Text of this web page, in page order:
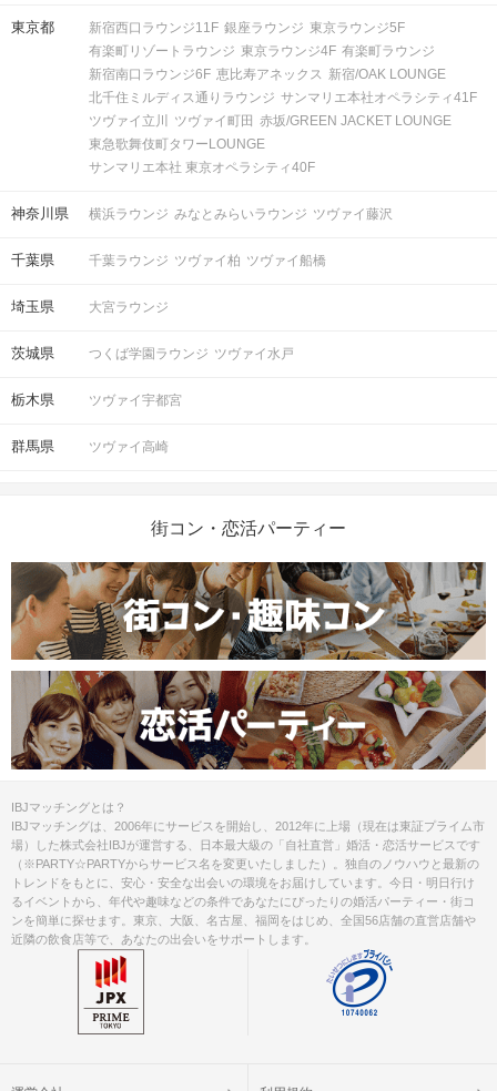
注意事項
＜QRコード受付について＞
・受付前に以下①②をご対応のうえ、
ご来場ください。
完了していない場合は、ご参加いた
だけません。
①公式アプリのダウンロード ・ログイ
②本人確認書類の事前アップロード
について
東京都 新宿西口ラウンジ11F 銀座ラウンジ 東京ラウンジ5F
有楽町リゾートラウンジ 東京ラウンジ4F 有楽町ラウンジ
新宿南口ラウンジ6F 恵比寿アネックス 新宿/OAK LOUNGE
北千住ミルディス通りラウンジ サンマリエ本社オペラシティ41F
ツヴァイ立川
ツヴァイ町田 赤坂/GREEN JACKET LOUNGE
東急歌舞伎町タワーLOUNGE
サンマリエ本社 東京オペラシティ40F
神奈川県 横浜ラウンジ みなとみらいラウンジ ツヴァイ藤沢
千葉県 千葉ラウンジ ツヴァイ柏 ツヴァイ船橋
埼玉県 大宮ラウンジ
茨城県 つくば学園ラウンジ ツヴァイ水戸
栃木県 ツヴァイ宇都宮
群馬県 ツヴァイ高崎
街コン・恋活パーティー
IBJマッチングとは？
IBJマッチングは、2006年にサービスを開始し、2012年に上場（現在は東証プライム市
場）した株式会社IBJが運営する、日本最大級の「自社直営」婚活・恋活サービスです
（※PARTY☆PARTYからサービス名を変更いたしました）。独自のノウハウと最新の
トレンドをもとに、安心・安全な出会いの環境をお届けしています。今日・明日行け
るイベントから、年代や趣味などの条件であなたにぴったりの婚活パーティー・街コ
ンを簡単に探せます。東京、大阪、名古屋、福岡をはじめ、全国56店舗の直営店舗や
近隣の飲食店等で、あなたの出会いをサポートします。